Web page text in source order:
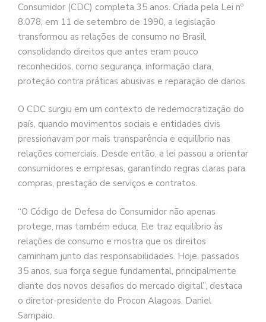
Consumidor (CDC) completa 35 anos. Criada pela Lei nº
8.078, em 11 de setembro de 1990, a legislação
transformou as relações de consumo no Brasil,
consolidando direitos que antes eram pouco
reconhecidos, como segurança, informação clara,
proteção contra práticas abusivas e reparação de danos.
O CDC surgiu em um contexto de redemocratização do
país, quando movimentos sociais e entidades civis
pressionavam por mais transparência e equilíbrio nas
relações comerciais. Desde então, a lei passou a orientar
consumidores e empresas, garantindo regras claras para
compras, prestação de serviços e contratos.
“O Código de Defesa do Consumidor não apenas
protege, mas também educa. Ele traz equilíbrio às
relações de consumo e mostra que os direitos
caminham junto das responsabilidades. Hoje, passados
35 anos, sua força segue fundamental, principalmente
diante dos novos desafios do mercado digital”, destaca
o diretor-presidente do Procon Alagoas, Daniel
Sampaio.